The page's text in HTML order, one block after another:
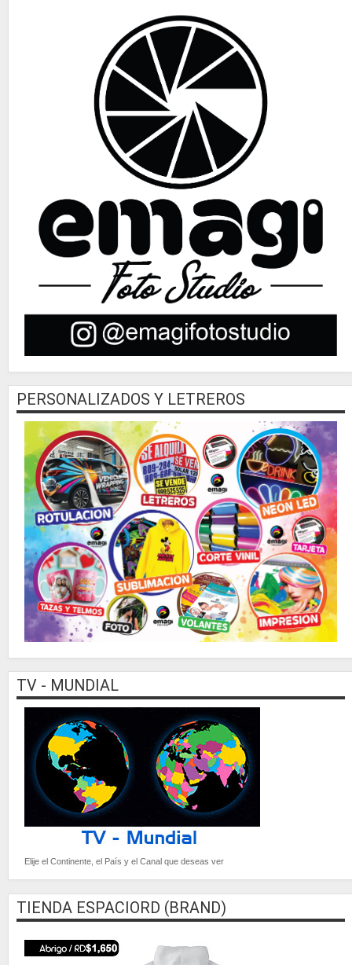
PERSONALIZADOS Y LETREROS
TV - MUNDIAL
Elije el Continente, el País y el Canal que deseas ver
TIENDA ESPACIORD (BRAND)